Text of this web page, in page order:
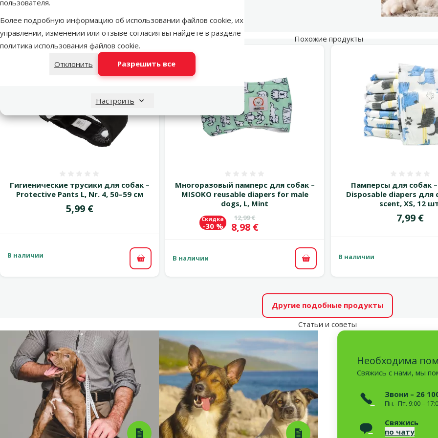
пользователя.
Более подробную информацию об использовании файлов cookie, их
управлении, изменении или отзыве согласия вы найдете в разделе
политика использования файлов cookie.
Отклонить
Разрешить все
Настроить
потребности.
жизни!
Предыдущая страницаСледующая страница
Перейти на страницу 1 Перейти на страницу 2
Перейти на страницу 3
Похожие продукты
Гигиенические трусики для собак –
Protective Pants L, Nr. 4, 50–59 см
Цена
5,99 €
В наличии
В корзину
Многоразовый памперс для собак –
MISOKO reusable diapers for male
dogs, L, Mint
Исходная цена
12,99 €
Цена
8,98 €
Скидка
-30 %
В наличии В корзину
Памперсы для собак –
Disposable diapers для
scent, ХS, 12
Цена
7,99 €
В наличии
Другие подобные продукты
Статьи и советы
Необходима
Свяжись с нами, мы
Звони – 26
Пн.–Пт. 9:00 –
Свяжись
по чату